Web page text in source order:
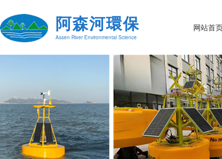
阿森河環保
Assen River Environmental Science
网站首